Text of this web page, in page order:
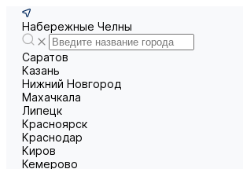
Набережные Челны
Саратов
Казань
Нижний Новгород
Махачкала
Липецк
Красноярск
Краснодар
Киров
Кемерово